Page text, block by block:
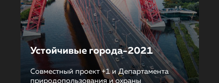
Устойчивые города-2021
Совместный проект +1 и Департамента
природопользования и охраны